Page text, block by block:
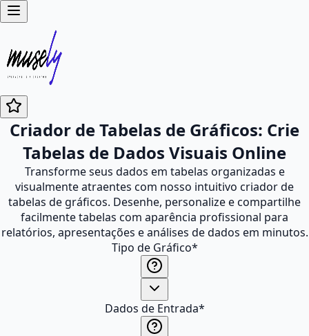
Criador de Tabelas de Gráficos: Crie
Tabelas de Dados Visuais Online
Transforme seus dados em tabelas organizadas e
visualmente atraentes com nosso intuitivo criador de
tabelas de gráficos. Desenhe, personalize e compartilhe
facilmente tabelas com aparência profissional para
relatórios, apresentações e análises de dados em minutos.
Tipo de Gráfico*
Dados de Entrada*